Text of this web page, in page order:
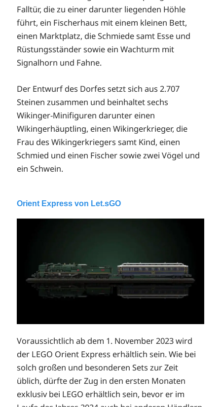
Falltür, die zu einer darunter liegenden Höhle
führt, ein Fischerhaus mit einem kleinen Bett,
einen Marktplatz, die Schmiede samt Esse und
Rüstungsständer sowie ein Wachturm mit
Signalhorn und Fahne.
Der Entwurf des Dorfes setzt sich aus 2.707
Steinen zusammen und beinhaltet sechs
Wikinger-Minifiguren darunter einen
Wikingerhäuptling, einen Wikingerkrieger, die
Frau des Wikingerkriegers samt Kind, einen
Schmied und einen Fischer sowie zwei Vögel und
ein Schwein.
Orient Express von Let.sGO
Voraussichtlich ab dem 1. November 2023 wird
der LEGO Orient Express erhältlich sein. Wie bei
solch großen und besonderen Sets zur Zeit
üblich, dürfte der Zug in den ersten Monaten
exklusiv bei LEGO erhältlich sein, bevor er im